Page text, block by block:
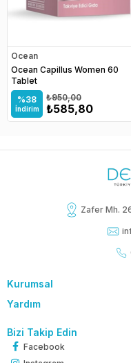
Ocean
Ocean Capillus Women 60
Tablet
%38
İndirim ₺585,80
₺950,00
Zafer Mh.
Kurumsal
Yardım
Bizi Takip Edin
Facebook